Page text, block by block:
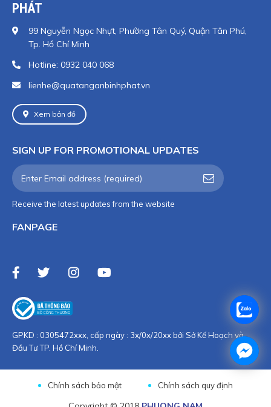
PHÁT
99 Nguyễn Ngọc Nhựt, Phường Tân Quý, Quận Tân Phú,
Tp. Hồ Chí Minh
Hotline: 0932 040 068
lienhe@quatanganbinhphat.vn
Xem bản đồ
SIGN UP FOR PROMOTIONAL UPDATES
Receive the latest updates from the website
FANPAGE
GPKD : 0305472xxx, cấp ngày : 3x/0x/20xx bởi Sở Kế Hoạch và
Đầu Tư TP. Hồ Chí Minh.
Chính sách bảo mật Chính sách quy định